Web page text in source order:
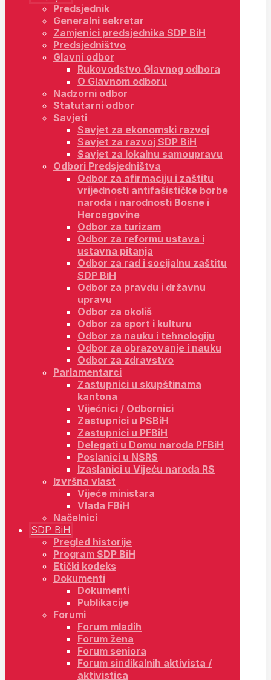
Predsjednik
Generalni sekretar
Zamjenici predsjednika SDP BiH
Predsjedništvo
Glavni odbor
Rukovodstvo Glavnog odbora
O Glavnom odboru
Nadzorni odbor
Statutarni odbor
Savjeti
Savjet za ekonomski razvoj
Savjet za razvoj SDP BiH
Savjet za lokalnu samoupravu
Odbori Predsjedništva
Odbor za afirmaciju i zaštitu
vrijednosti antifašističke borbe
naroda i narodnosti Bosne i
Hercegovine
Odbor za turizam
Odbor za reformu ustava i
ustavna pitanja
Odbor za rad i socijalnu zaštitu
SDP BiH
Odbor za pravdu i državnu
upravu
Odbor za okoliš
Odbor za sport i kulturu
Odbor za nauku i tehnologiju
Odbor za obrazovanje i nauku
Odbor za zdravstvo
Parlamentarci
Zastupnici u skupštinama
kantona
Vijećnici / Odbornici
Zastupnici u PSBiH
Zastupnici u PFBiH
Delegati u Domu naroda PFBiH
Poslanici u NSRS
Izaslanici u Vijeću naroda RS
Izvršna vlast
Vijeće ministara
Vlada FBiH
Načelnici
SDP BiH
Pregled historije
Program SDP BiH
Etički kodeks
Dokumenti
Dokumenti
Publikacije
Forumi
Forum mladih
Forum žena
Forum seniora
Forum sindikalnih aktivista /
aktivistica